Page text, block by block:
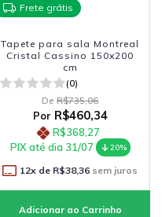
Frete grátis
Tapete para sala Montreal
Cristal Cassino 150x200
cm
(0)
De R$735,06
Por R$460,34
R$368,27
PIX até dia 31/07
20%
12x de R$38,36 sem juros